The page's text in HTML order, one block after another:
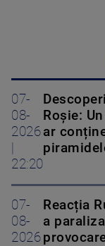
07-
08-
2026
22:20
Roșie:
ar
07-
08-
2026
Reacția
a